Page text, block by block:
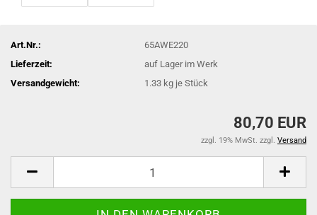
Art.Nr.:
65AWE220
Lieferzeit:
auf Lager im Werk
Versandgewicht:
1.33 kg je Stück
80,70 EUR
zzgl. 19% MwSt. zzgl. Versand